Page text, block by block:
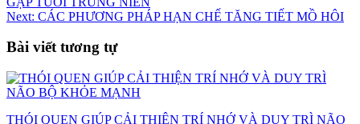
hướng
viết
Next: CÁC PHƯƠNG PHÁP HẠN CHẾ TĂNG TIẾT MỒ HÔI
Bài viết tương tự
THÓI QUEN GIÚP CẢI THIỆN TRÍ NHỚ VÀ DUY TRÌ NÃO